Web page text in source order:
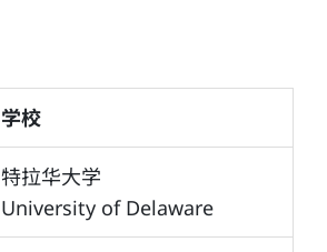
学校
特拉华大学
University of Delaware